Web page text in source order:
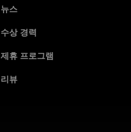
뉴스
수상 경력
제휴 프로그램
리뷰